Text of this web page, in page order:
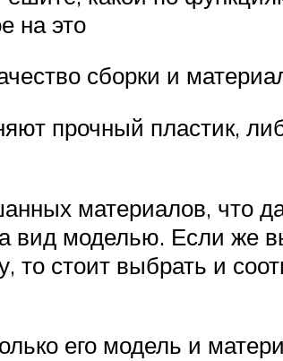
на это
сборки и
прочный пластик,
материалов, что
вид моделью. Если же
то стоит выбрать и
его модель и